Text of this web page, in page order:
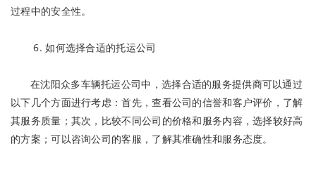
过程中的安全性。
6. 如何选择合适的托运公司
在沈阳众多车辆托运公司中，选择合适的服务提供商可以通过
以下几个方面进行考虑：首先，查看公司的信誉和客户评价，了解
其服务质量；其次，比较不同公司的价格和服务内容，选择较好高
的方案；可以咨询公司的客服，了解其准确性和服务态度。